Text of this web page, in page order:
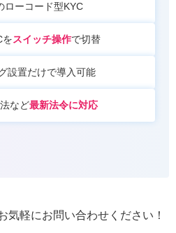
ローコード型KYC
をスイッチ操作で切替
設置だけで導入可能
など最新法令に対応
気軽にお問い合わせください！